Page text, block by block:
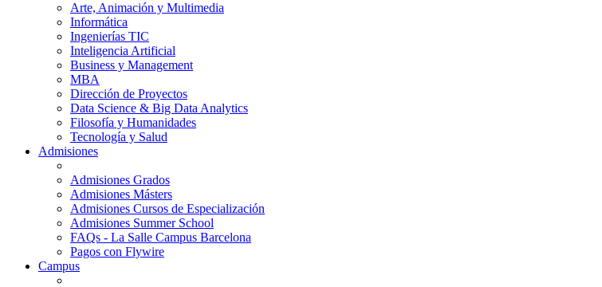
Arte, Animación y Multimedia
Informática
Ingenierías TIC
Inteligencia Artificial
Business y Management
MBA
Dirección de Proyectos
Data Science & Big Data Analytics
Filosofía y Humanidades
Tecnología y Salud
Admisiones
Admisiones Grados
Admisiones Másters
Admisiones Cursos de Especialización
Admisiones Summer School
FAQs - La Salle Campus Barcelona
Pagos con Flywire
Campus